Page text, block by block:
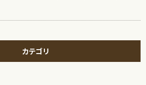
カテゴリ